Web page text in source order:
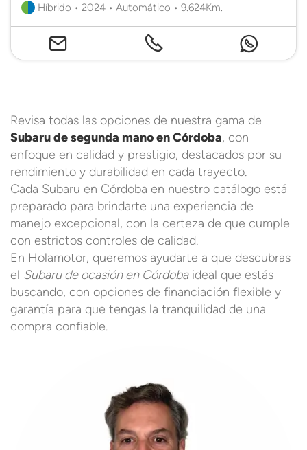
Híbrido • 2024 • Automático • 9.624Km.
Revisa todas las opciones de nuestra gama de
Subaru de segunda mano en Córdoba, con
enfoque en calidad y prestigio, destacados por su
rendimiento y durabilidad en cada trayecto.
Cada Subaru en Córdoba en nuestro catálogo está
preparado para brindarte una experiencia de
manejo excepcional, con la certeza de que cumple
con estrictos controles de calidad.
En Holamotor, queremos ayudarte a que descubras
el Subaru de ocasión en Córdobaideal que estás
buscando, con opciones de financiación flexible y
garantía para que tengas la tranquilidad de una
compra confiable.